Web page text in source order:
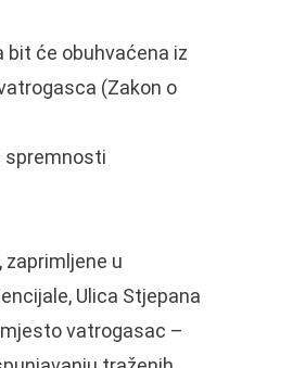
će obuhvaćena iz
(Zakon o
spremnosti
zaprimljene u
Ulica Stjepana
mjesto vatrogasac –